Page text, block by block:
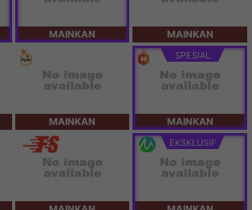
MAINKAN MAINKAN
MAINKAN
SPESIAL
MAINKAN
EKSKLUSIF